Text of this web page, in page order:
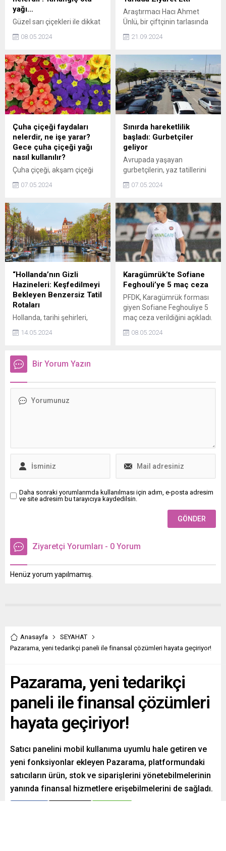
yağı…
Güzel sarı çiçekleri ile dikkat
görünümünün arkasında bir
taşıyor. Peki kırlangıç otu
nasıl kullanılır, kırlangıç otu
faydaları nelerdir?
08.05.2024
Araştırmacı Hacı Ahmet
Ünlü, bir çiftçinin tarlasında
gizemli mezarı incelemek
Tarım faaliyetleri sırasında
ortaya çıkan ve tarihi bir
öneme sahip olduğu
düşünülen bu mezar, yerel
halkta büyük bir merak
uyandırdı.
21.09.2024
Çuha çiçeği faydaları
nelerdir, ne işe yarar?
Gece çuha çiçeği yağı
nasıl kullanılır?
Çuha çiçeği, akşam çiçeği
bilinen bu bitkinin içeriği çok
bahçelerde sık sık
gördüğümüz çuha çiçeği,
piyasada genellikle kapsül
formunda bulunur ve
tüketilir. Çuha çiçeği
özellikleri nelerdir, gece
çuha çiçeği çayı nasıl
demlenir?
07.05.2024
Sınırda hareketlilik
başladı: Gurbetçiler
geliyor
Avrupada yaşayan
gurbetçilerin, yaz tatillerini
gelişleri öncesi Edirnedeki
alınmaya başlandı.
07.05.2024
“Hollanda’nın Gizli
Hazineleri: Keşfedilmeyi
Bekleyen Benzersiz Tatil
Rotaları
Hollanda, tarihi şehirleri,
etkileyici manzaraları ve
tatil severlere unutulmaz bir
deneyim sunuyor.
14.05.2024
Karagümrük’te Sofiane
Feghouli’ye 5 maç ceza
PFDK, Karagümrük forması
giyen Sofiane Feghouliye 5
maç ceza verildiğini açıkladı.
08.05.2024
Bir Yorum Yazın
Daha sonraki yorumlarımda kullanılması için adım, e-posta adresim
ve site adresim bu tarayıcıya kaydedilsin.
Ziyaretçi Yorumları - 0 Yorum
Henüz yorum yapılmamış.
Anasayfa
SEYAHAT
Pazarama, yeni tedarikçi paneli ile finansal çözümleri hayata geçiriyor!
Pazarama, yeni tedarikçi
paneli ile finansal çözümleri
hayata geçiriyor!
Satıcı panelini mobil kullanıma uyumlu hale getiren ve
yeni fonksiyonlar ekleyen Pazarama, platformundaki
satıcıların ürün, stok ve siparişlerini yönetebilmelerinin
yanında finansal hizmetlere erişebilmelerini de sağladı.